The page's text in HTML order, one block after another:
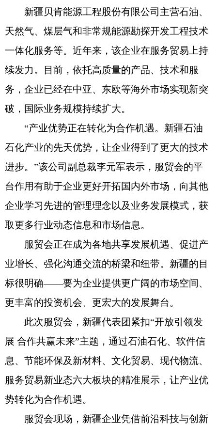
新疆贝肯能源工程股份有限公司主营石油、
天然气、煤层气和非常规能源勘探开发工程技术
一体化服务等。近年来，该企业在服务贸易上持
续发力。目前，依托高质量的产品、技术和服
务，企业已经在中亚、东欧等海外市场实现新突
破，国际业务规模持续扩大。
“产业优势正在转化为合作机遇。新疆石油
石化产业的先天优势，让企业得到了更大的技术
进步。”该公司副总裁李元军表示，服贸会的平
台作用有助于企业更好开拓国内外市场，向其他
企业学习先进的管理理念以及业务发展模式，获
取更多行业动态信息和市场信息。
服贸会正在成为各地共享发展机遇、促进产
业增长、强化沟通交流的桥梁和纽带。新疆的目
标很明确——要为企业提供更广阔的市场空间、
更丰富的投资机会、更宏大的发展舞台。
此次服贸会，新疆代表团紧扣“开放引领发
展 合作共赢未来”主题，通过石油石化、软件信
息、节能环保及新材料、文化贸易、现代物流、
服务贸易新业态六大板块的精准展示，让产业优
势转化为合作机遇。
服贸会现场，新疆企业凭借前沿科技与创新